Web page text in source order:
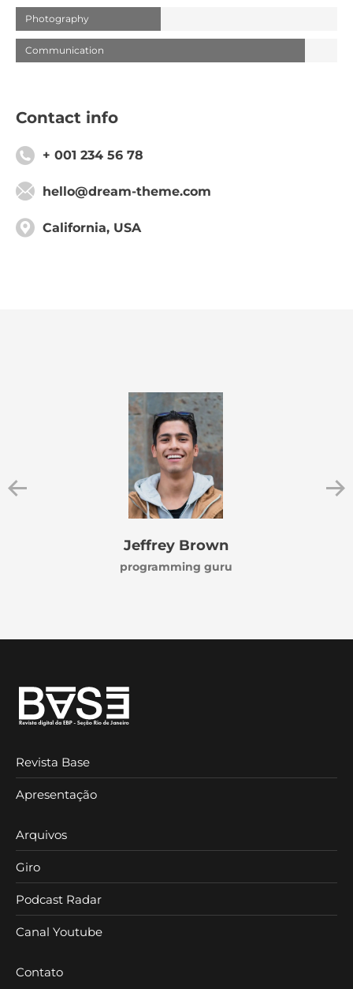
Photography
Communication
Contact info
+ 001 234 56 78
hello@dream-theme.com
California, USA
Jeffrey Brown
programming guru
Revista Base
Apresentação
Arquivos
Giro
Podcast Radar
Canal Youtube
Contato